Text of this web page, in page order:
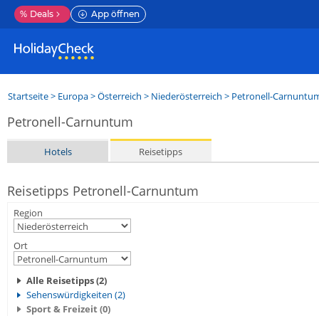
% Deals App öffnen
Startseite> Europa>Österreich > Niederösterreich > Petronell-
Petronell-Carnuntum
Hotels Reisetipps
Reisetipps Petronell-Carnuntum
Region
Ort
Alle Reisetipps (2)
Sehenswürdigkeiten (2)
Sport & Freizeit (0)